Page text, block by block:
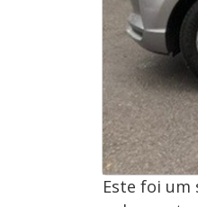
Este foi um